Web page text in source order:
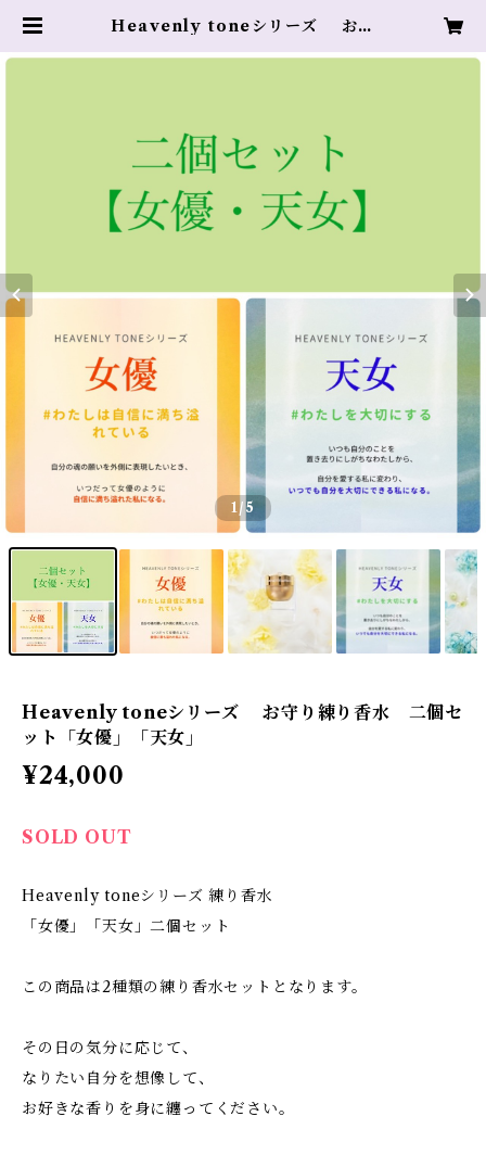
Heavenly toneシリーズ お守
「天女」 | Heavenly
1/5
Heavenly toneシリーズ お守り練り香水 二個セ
ット「女優」「天女」
¥24,000
SOLD OUT
Heavenly toneシリーズ 練り香水
「女優」「天女」二個セット
この商品は2種類の練り香水セットとなります。
その日の気分に応じて、
なりたい自分を想像して、
お好きな香りを身に纏ってください。